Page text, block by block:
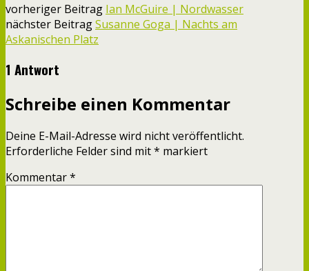
vorheriger Beitrag Ian McGuire | Nordwasser
nächster BeitragSusanne Goga | Nachts am
Askanischen Platz
1 Antwort
Schreibe einen Kommentar
Deine E-Mail-Adresse wird nicht veröffentlicht.
Erforderliche Felder sind mit* markiert
Kommentar*